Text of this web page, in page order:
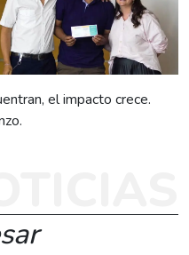
el impacto crece.